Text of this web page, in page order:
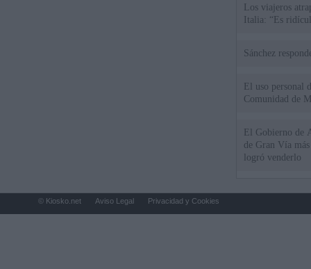
Los viajeros
Italia: “Es
Sánchez
El uso personal
Comunidad de
El Gobierno de
de Gran Vía
logró venderlo
© Kiosko.net Aviso Legal Privacidad y Cookies